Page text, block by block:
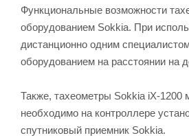
Функциональные возможности
оборудованием Sokkia. При
дистанционно одним
оборудованием на расстоянии на
Также, тахеометры Sokkia iX-1200
необходимо на контроллере
спутниковый приемник Sokkia.